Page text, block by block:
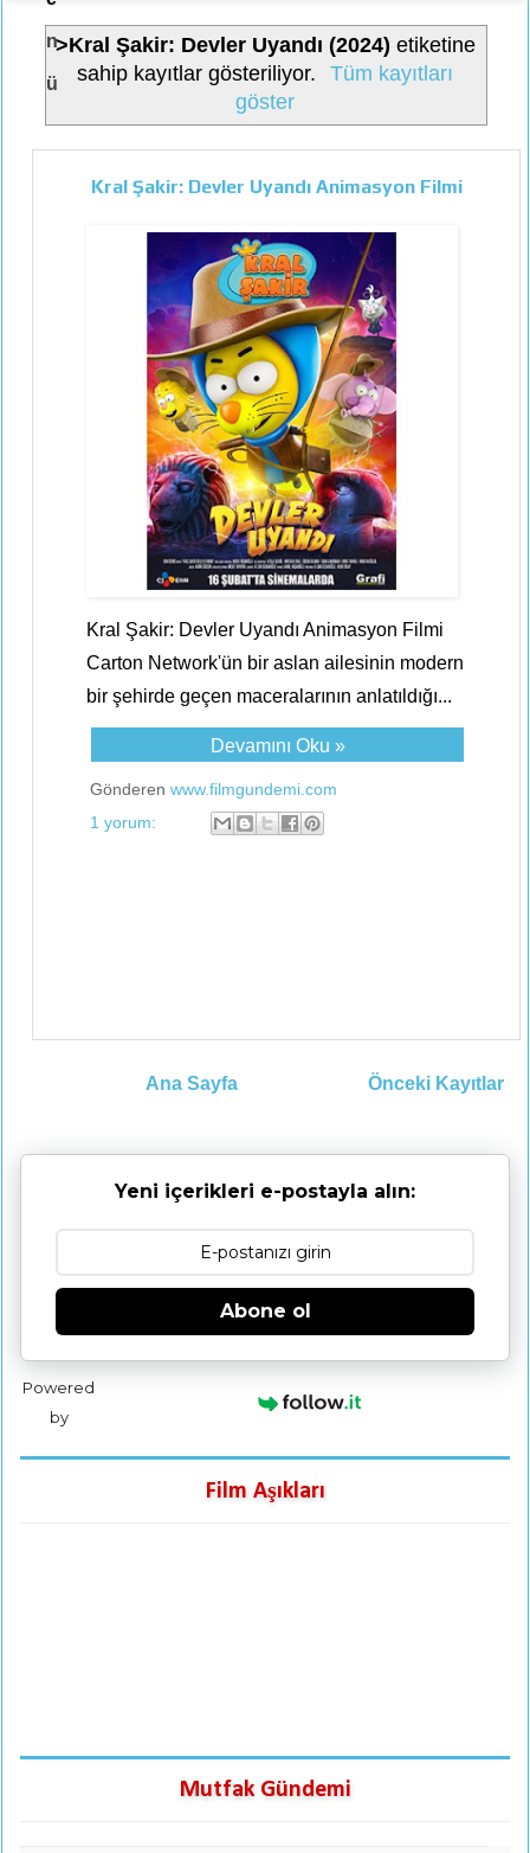
n
ü
>Kral Şakir: Devler Uyandı (2024) etiketine
sahip kayıtlar gösteriliyor.
Tüm kayıtları
göster
Kral Şakir: Devler Uyandı Animasyon Filmi
Kral Şakir: Devler Uyandı Animasyon Filmi
Carton Network'ün bir aslan ailesinin modern
bir şehirde geçen maceralarının anlatıldığı...
Devamını Oku »
Gönderen www.filmgundemi.com
1 yorum:
Önceki Kayıtlar
Ana Sayfa
Yeni içerikleri e-postayla alın:
Abone ol
Powered
by
Film Aşıkları
Mutfak Gündemi